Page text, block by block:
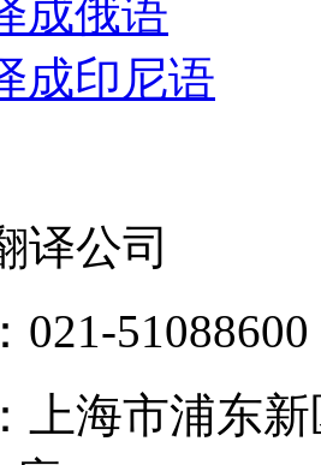
成俄语
成印尼语
译公司
021-51088600
上海市浦东新